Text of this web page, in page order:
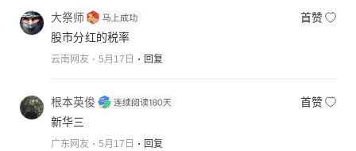
大祭师
首赞
股市分红的税率
云南网友 5月17日 回复
根本英俊
首赞
新华三
广东网友 5月17日 回复